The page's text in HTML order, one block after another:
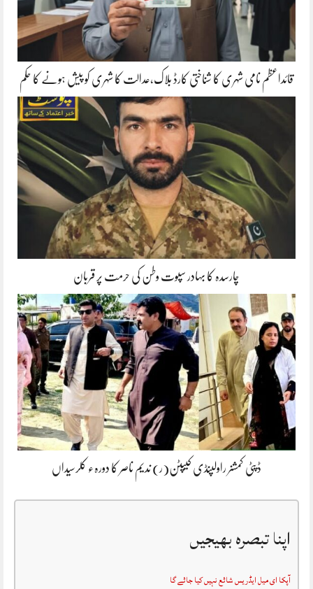
قائداعظم نامی شہری کا شناختی کارڈ بلاک،عدالت کا شہری کو پیش ہونے کا حکم
چارسدہ کا بہادر سپوت وطن کی حرمت پر قربان
ڈپٹی کمشنر راولپنڈی کیپٹن(ر) ندیم ناصر کا دورہء کلرسیداں
اپنا تبصرہ بھیجیں
آپکا ای میل ایڈریس شائع نہیں کیا جائے گا